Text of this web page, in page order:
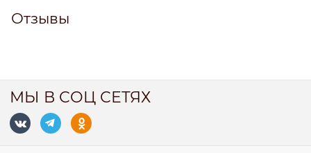
Отзывы
МЫ В СОЦ СЕТЯХ